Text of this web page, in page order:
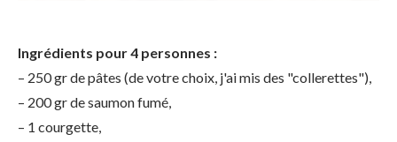
Ingrédients pour 4 personnes :
– 250 gr de pâtes (de votre choix, j'ai mis des "collerettes"),
– 200 gr de saumon fumé,
– 1 courgette,